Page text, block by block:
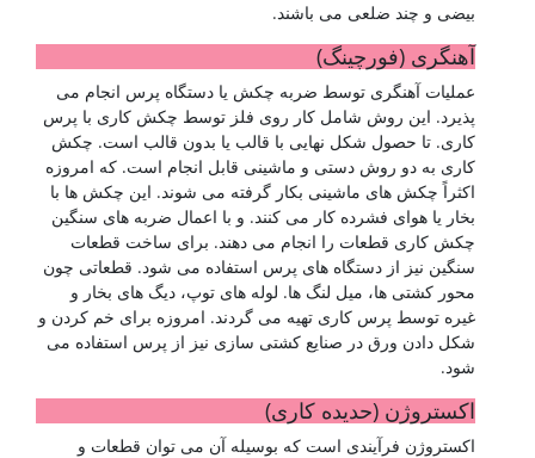
بیضی و چند ضلعی می باشند.
آهنگری (فورچینگ)
عملیات آهنگری توسط ضربه چکش یا دستگاه پرس انجام می
پذیرد. این روش شامل کار روی فلز توسط چکش کاری با پرس
کاری. تا حصول شکل نهایی با قالب یا بدون قالب است. چکش
کاری به دو روش دستی و ماشینی قابل انجام است. که امروزه
اکثراً چکش های ماشینی بکار گرفته می شوند. این چکش ها با
بخار یا هوای فشرده کار می کنند. و با اعمال ضربه های سنگین
چکش کاری قطعات را انجام می دهند. برای ساخت قطعات
سنگین نیز از دستگاه های پرس استفاده می شود. قطعاتی چون
محور کشتی ها، میل لنگ ها. لوله های توپ، دیگ های بخار و
غیره توسط پرس کاری تهیه می گردند. امروزه برای خم کردن و
شکل دادن ورق در صنایع کشتی سازی نیز از پرس استفاده می
شود.
اکستروژن (حدیده کاری)
اکستروژن فرآیندی است که بوسیله آن می توان قطعات و